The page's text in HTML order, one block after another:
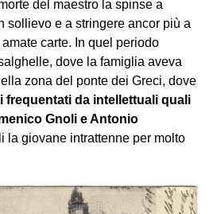
del maestro la spinse a
sollievo e a stringere ancor più a
carte. In quel periodo
dove la famiglia aveva
zona del ponte dei Greci, dove
frequentati da intellettuali quali
Gnoli e Antonio
la giovane intrattenne per molto